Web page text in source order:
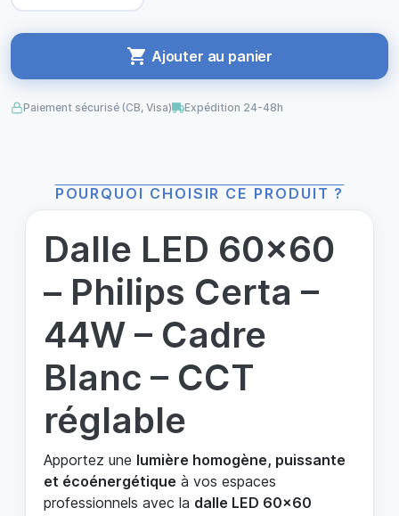
 Ajouter au panier
Paiement sécurisé (CB, Visa) Expédition 24-48h
POURQUOI CHOISIR CE PRODUIT ?
Dalle LED 60x60
– Philips Certa –
44W – Cadre
Blanc – CCT
réglable
Apportez une lumière homogène, puissante
et écoénergétique à vos espaces
professionnels avec la dalle LED 60x60